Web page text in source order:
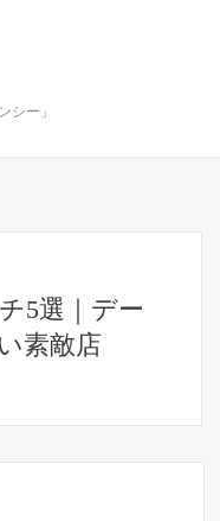
シー」
5選｜デー
素敵店